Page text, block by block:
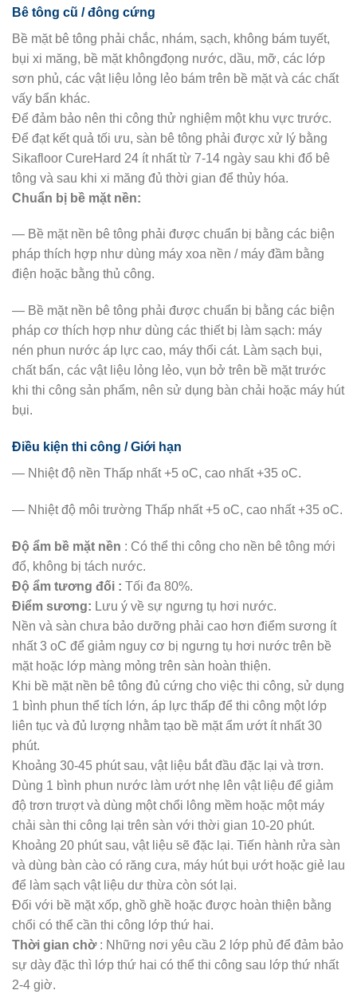
Bê tông cũ / đông cứng
Bề mặt bê tông phải chắc, nhám, sạch, không bám tuyết,
bụi xi măng, bề mặt khôngđọng nước, dầu, mỡ, các lớp
sơn phủ, các vật liệu lỏng lẻo bám trên bề mặt và các chất
vấy bẩn khác.
Để đảm bảo nên thi công thử nghiệm một khu vực trước.
Để đạt kết quả tối ưu, sàn bê tông phải được xử lý bằng
Sikafloor CureHard 24 ít nhất từ 7-14 ngày sau khi đổ bê
tông và sau khi xi măng đủ thời gian để thủy hóa.
Chuẩn bị bề mặt nền:
— Bề mặt nền bê tông phải được chuẩn bị bằng các biện
pháp thích hợp như dùng máy xoa nền / máy đầm bằng
điện hoặc bằng thủ công.
— Bề mặt nền bê tông phải được chuẩn bị bằng các biện
pháp cơ thích hợp như dùng các thiết bị làm sạch: máy
nén phun nước áp lực cao, máy thổi cát. Làm sạch bụi,
chất bẩn, các vật liệu lỏng lẻo, vụn bở trên bề mặt trước
khi thi công sản phẩm, nên sử dụng bàn chải hoặc máy hút
bụi.
Điều kiện thi công / Giới hạn
— Nhiệt độ nền Thấp nhất +5 oC, cao nhất +35 oC.
— Nhiệt độ môi trường Thấp nhất +5 oC, cao nhất +35 oC.
Độ ẩm bề mặt nền : Có thể thi công cho nền bê tông mới
đổ, không bị tách nước.
Độ ẩm tương đối : Tối đa 80%.
Điểm sương: Lưu ý về sự ngưng tụ hơi nước.
Nền và sàn chưa bảo dưỡng phải cao hơn điểm sương ít
nhất 3 oC để giảm nguy cơ bị ngưng tụ hơi nước trên bề
mặt hoặc lớp màng mỏng trên sàn hoàn thiện.
Khi bề mặt nền bê tông đủ cứng cho việc thi công, sử dụng
1 bình phun thể tích lớn, áp lực thấp để thi công một lớp
liên tục và đủ lượng nhằm tạo bề mặt ẩm ướt ít nhất 30
phút.
Khoảng 30-45 phút sau, vật liệu bắt đầu đặc lại và trơn.
Dùng 1 bình phun nước làm ướt nhẹ lên vật liệu để giảm
độ trơn trượt và dùng một chổi lông mềm hoặc một máy
chải sàn thi công lại trên sàn với thời gian 10-20 phút.
Khoảng 20 phút sau, vật liệu sẽ đặc lại. Tiến hành rửa sàn
và dùng bàn cào có răng cưa, máy hút bụi ướt hoặc giẻ lau
để làm sạch vật liệu dư thừa còn sót lại.
Đối với bề mặt xốp, ghồ ghề hoặc được hoàn thiện bằng
chổi có thể cần thi công lớp thứ hai.
Thời gian chờ: Những nơi yêu cầu 2 lớp phủ để đảm bảo
sự dày đặc thì lớp thứ hai có thể thi công sau lớp thứ nhất
2-4 giờ.